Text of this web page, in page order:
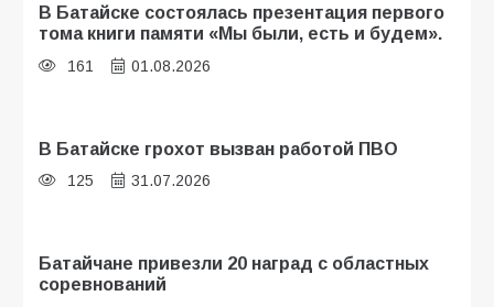
В Батайске состоялась презентация первого
тома книги памяти «Мы были, есть и будем».
161 01.08.2026
В Батайске грохот вызван работой ПВО
125 31.07.2026
Батайчане привезли 20 наград с областных
соревнований